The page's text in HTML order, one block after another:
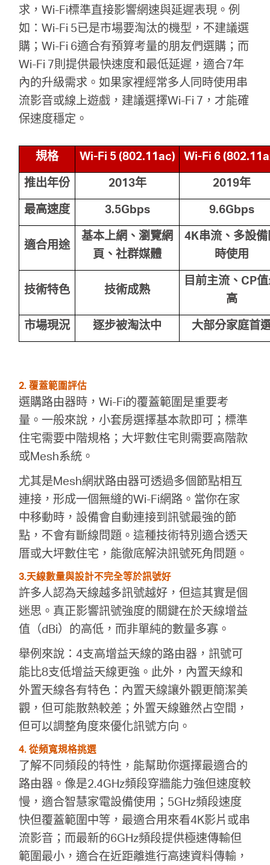
求，Wi-Fi標準直接影響網速與延遲表現。例
如：Wi-Fi 5已是市場要淘汰的機型，不建議選
購；Wi-Fi 6適合有預算考量的朋友們選購；而
Wi-Fi 7則提供最快速度和最低延遲，適合7年
內的升級需求。如果家裡經常多人同時使用串
流影音或線上遊戲，建議選擇Wi-Fi 7，才能確
保速度穩定。
規格 Wi-Fi 5 (802.11ac)
Wi-Fi 6
推出年份
2013年 2019年
最高速度
3.5Gbps 9.6Gbps
適合用途
基本上網、瀏覽網
頁、社群媒體
4K串流、多設
時使用
技術特色 技術成熟
目前主流、CP
高
市場現況
逐步被淘汰中 大部分家庭首
2. 覆蓋範圍評估
選購路由器時，Wi-Fi的覆蓋範圍是重要考
量。一般來說，小套房選擇基本款即可；標準
住宅需要中階規格；大坪數住宅則需要高階款
或Mesh系統。
尤其是Mesh網狀路由器可透過多個節點相互
連接，形成一個無縫的Wi-Fi網路。當你在家
中移動時，設備會自動連接到訊號最強的節
點，不會有斷線問題。這種技術特別適合透天
厝或大坪數住宅，能徹底解決訊號死角問題。
3.天線數量與設計不完全等於訊號好
許多人認為天線越多訊號越好，但這其實是個
迷思。真正影響訊號強度的關鍵在於天線增益
值（dBi）的高低，而非單純的數量多寡。
舉例來說：4支高增益天線的路由器，訊號可
能比8支低增益天線更強。此外，內置天線和
外置天線各有特色：內置天線讓外觀更簡潔美
觀，但可能散熱較差；外置天線雖然占空間，
但可以調整角度來優化訊號方向。
4. 從頻寬規格挑選
了解不同頻段的特性，能幫助你選擇最適合的
路由器。像是2.4GHz頻段穿牆能力強但速度較
慢，適合智慧家電設備使用；5GHz頻段速度
快但覆蓋範圍中等，最適合用來看4K影片或串
流影音；而最新的6GHz頻段提供極速傳輸但
範圍最小，適合在近距離進行高速資料傳輸，